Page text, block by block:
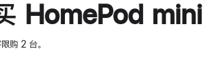
HomePod mini
购 2 台。